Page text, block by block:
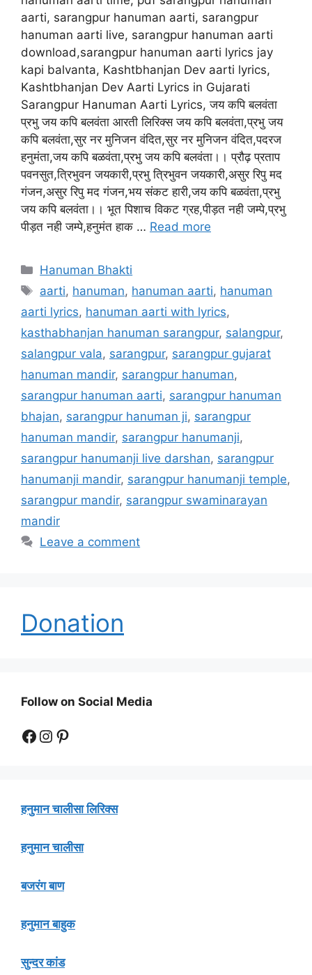
aarti, sarangpur hanuman aarti, sarangpur
hanuman aarti live, sarangpur hanuman aarti
download,sarangpur hanuman aarti lyrics jay
kapi balvanta, Kashtbhanjan Dev aarti lyrics,
Kashtbhanjan Dev Aarti Lyrics in Gujarati
Sarangpur Hanuman Aarti Lyrics, जय कपि बलवंता
प्रभु जय कपि बलवंता आरती लिरिक्स जय कपि बलवंता,प्रभु जय
कपि बलवंता,सुर नर मुनिजन वंदित,सुर नर मुनिजन वंदित,पदरज
हनुमंता,जय कपि बळवंता,प्रभु जय कपि बलवंता।। प्रौढ़ प्रताप
पवनसुत,त्रिभुवन जयकारी,प्रभु त्रिभुवन जयकारी,असुर रिपु मद
गंजन,असुर रिपु मद गंजन,भय संकट हारी,जय कपि बळवंता,प्रभु
जय कपि बलवंता।। भूत पिशाच विकट ग्रह,पीड़त नही जम्पे,प्रभु
पीड़त नही जम्पे,हनुमंत हाक … Read more
Categories
Hanuman Bhakti
Tags
aarti, hanuman, hanuman aarti, hanuman
aarti lyrics, hanuman aarti with lyrics,
kasthabhanjan hanuman sarangpur, salangpur,
salangpur vala, sarangpur, sarangpur gujarat
hanuman mandir, sarangpur hanuman,
sarangpur hanuman aarti, sarangpur hanuman
bhajan, sarangpur hanuman ji, sarangpur
hanuman mandir, sarangpur hanumanji,
sarangpur hanumanji live darshan, sarangpur
hanumanji mandir, sarangpur hanumanji temple,
sarangpur mandir, sarangpur swaminarayan
mandir
Leave a comment
Donation
Follow on Social Media
Facebook
Instagram
Pinterest
हनुमान चालीसा लिरिक्स
हनुमान चालीसा
बजरंग बाण
हनुमान बाहुक
सुन्दर कांड